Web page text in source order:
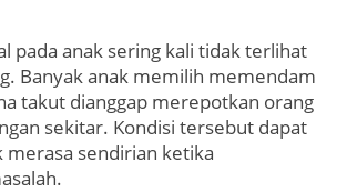
pada anak sering kali tidak terlihat
Banyak anak memilih memendam
takut dianggap merepotkan orang
sekitar. Kondisi tersebut dapat
merasa sendirian ketika